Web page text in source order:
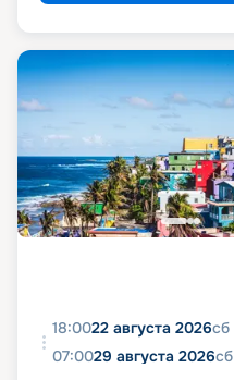
18:0022 августа 2026сб
07:0029 августа 2026сб